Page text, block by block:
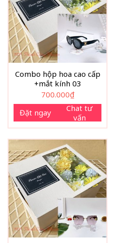
Combo hộp hoa cao cấp
+mắt kính 03
700.000₫
Đặt ngay
Chat tư
vấn